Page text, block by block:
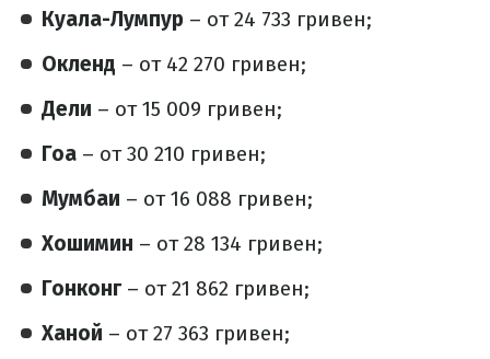
Куала-Лумпур – от 24 733 гривен;
Окленд – от 42 270 гривен;
Дели – от 15 009 гривен;
Гоа – от 30 210 гривен;
Мумбаи – от 16 088 гривен;
Хошимин – от 28 134 гривен;
Гонконг – от 21 862 гривен;
Ханой – от 27 363 гривен;